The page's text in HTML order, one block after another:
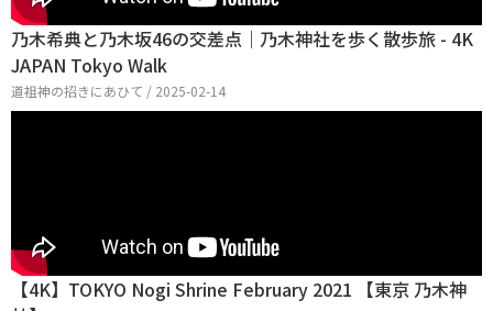
乃木希典と乃木坂46の交差点｜乃木神社を歩く散歩旅 - 4K
JAPAN Tokyo Walk
道祖神の招きにあひて / 2025-02-14
【4K】TOKYO Nogi Shrine February 2021 【東京 乃木神